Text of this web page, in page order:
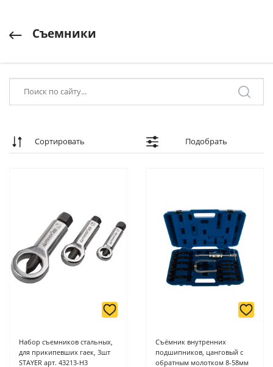
Съемники
Сортировать Подобрать
Набор съемников стальных,
для прикипевших гаек, 3шт
STAYER арт. 43213-H3
Cъёмник внутренних
подшипников, цанговый с
обратным молотком 8-58мм